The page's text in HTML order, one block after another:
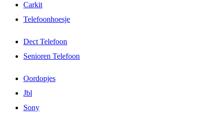
Carkit
Telefoonhoesje
Dect Telefoon
Senioren Telefoon
Oordopjes
Jbl
Sony